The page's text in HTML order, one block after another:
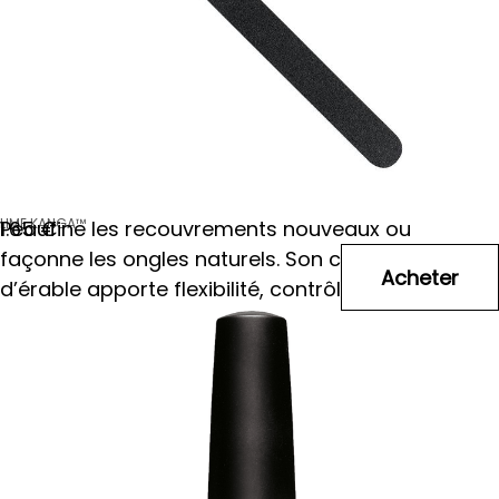
LIME KANGA™
Peaufine les recouvrements nouveaux ou
façonne les ongles naturels. Son cœur en bois
d’érable apporte flexibilité, contrôle et rapidité.
1.65 €